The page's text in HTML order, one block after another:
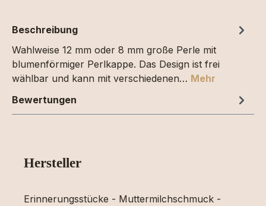
Beschreibung
Wahlweise 12 mm oder 8 mm große Perle mit
blumenförmiger Perlkappe. Das Design ist frei
wählbar und kann mit verschiedenen… Mehr
Bewertungen
Hersteller
Erinnerungsstücke - Muttermilchschmuck -